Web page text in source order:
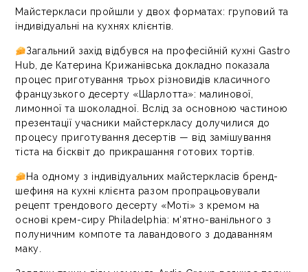
Майстеркласи пройшли у двох форматах: груповий та
індивідуальні на кухнях клієнтів.
Загальний захід відбувся на професійній кухні Gastro
Hub, де Катерина Крижанівська докладно показала
процес приготування трьох різновидів класичного
французького десерту «Шарлотта»: малинової,
лимонної та шоколадної. Вслід за основною частиною
презентації учасники майстеркласу долучилися до
процесу приготування десертів — від замішування
тіста на бісквіт до прикрашання готових тортів.
На одному з індивідуальних майстеркласів бренд-
шефиня на кухні клієнта разом пропрацьовували
рецепт трендового десерту «Моті» з кремом на
основі крем-сиру Philadelphia: м‘ятно-ванільного з
полуничним компоте та лавандового з додаванням
маку.